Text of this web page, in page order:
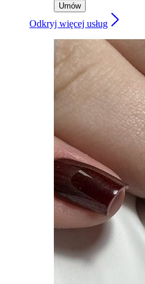
Umów
Odkryj więcej usług